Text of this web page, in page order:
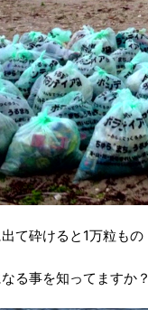
て砕けると1万粒もの
る事を知ってますか？